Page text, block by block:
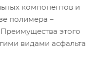
компонентов и
полимера –
этого
видами асфальта